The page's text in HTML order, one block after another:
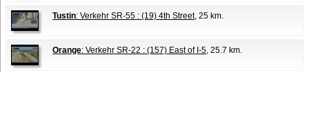
Tustin: Verkehr SR-55 : (19) 4th Street, 25 km.
Orange: Verkehr SR-22 : (157) East of I-5, 25.7 km.